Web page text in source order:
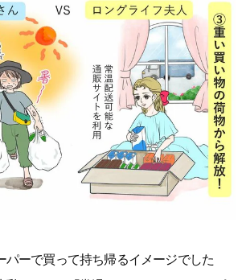
パーで買って持ち帰るイメージでした